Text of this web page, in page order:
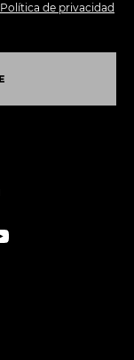
Política de privacidad